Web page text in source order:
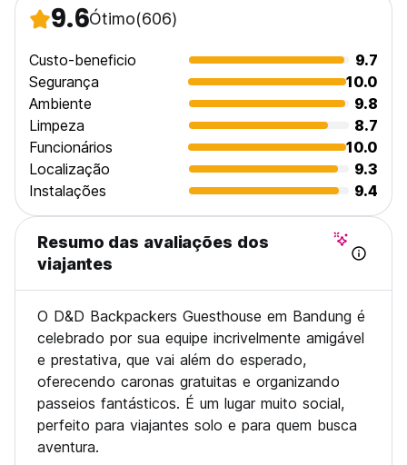
9.6Ótimo(606)
Custo-beneficio
9.7
Segurança
10.0
Ambiente
9.8
Limpeza
8.7
Funcionários
10.0
Localização
9.3
Instalações
9.4
Resumo das avaliações dos
viajantes
O D&D Backpackers Guesthouse em Bandung é
celebrado por sua equipe incrivelmente amigável
e prestativa, que vai além do esperado,
oferecendo caronas gratuitas e organizando
passeios fantásticos. É um lugar muito social,
perfeito para viajantes solo e para quem busca
aventura.